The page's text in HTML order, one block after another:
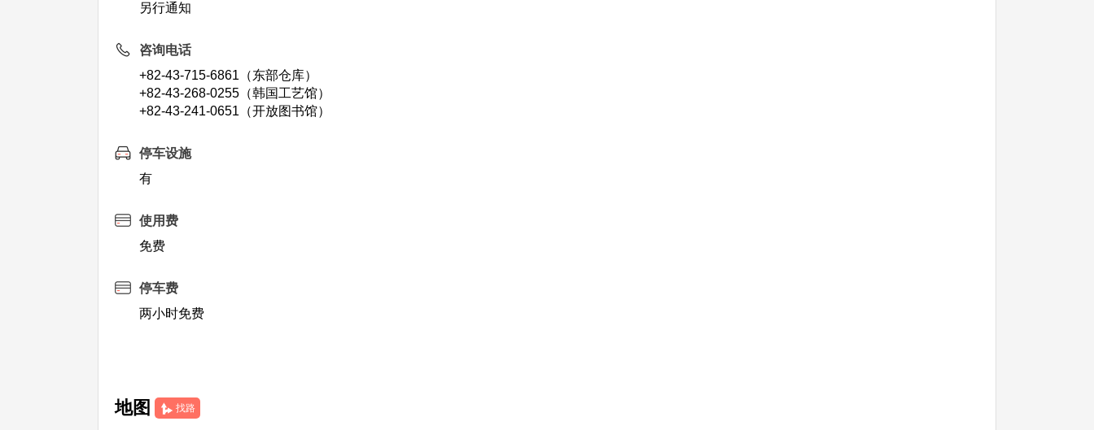
另行通知
咨询电话
+82-43-715-6861（东部仓库）
+82-43-268-0255（韩国工艺馆）
+82-43-241-0651（开放图书馆）
停车设施
有
使用费
免费
停车费
两小时免费
地图 找路